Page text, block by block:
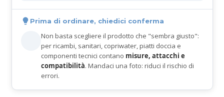
Prima di ordinare, chiedici conferma
Non basta scegliere il prodotto che "sembra giusto":
per ricambi, sanitari, copriwater, piatti doccia e
componenti tecnici contano misure, attacchi e
compatibilità. Mandaci una foto: riduci il rischio di
errori.